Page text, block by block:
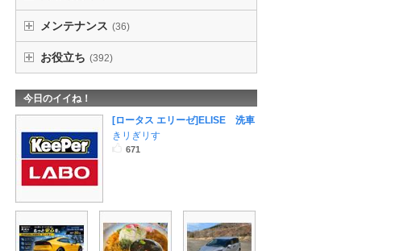
メンテナンス (36)
お役立ち (392)
今日のイイね！
[ロータス エリーゼ]ELISE 洗車
きリぎリす
671